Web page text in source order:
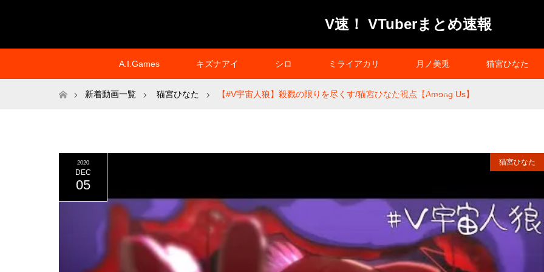
V速！ VTuberまとめ速報
A.I.Games キズナアイ シロ ミライアカリ 月ノ美兎 猫宮ひなた
プライバシーポリシー
ホーム新着動画一覧 猫宮ひなた 【#V宇宙人狼】殺戮の限りを尽くす/猫宮ひなた視点【Among Us】
2020
DEC
05
猫宮ひなた